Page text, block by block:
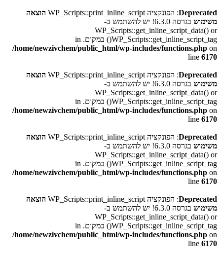
Deprecated: הפונקציה WP_Scripts::print_inline_script
הוצאה
משימוש
בגרסה 6.3.0! יש להשתמש ב-
WP_Scripts::get_inline_script_data() or
WP_Scripts::get_inline_script_tag() במקום. in
/home/newzivchem/public_html/wp-includes/functions.php on
line 6170
Deprecated: הפונקציה WP_Scripts::print_inline_script
הוצאה
משימוש
בגרסה 6.3.0! יש להשתמש ב-
WP_Scripts::get_inline_script_data() or
WP_Scripts::get_inline_script_tag() במקום. in
/home/newzivchem/public_html/wp-includes/functions.php on
line 6170
Deprecated: הפונקציה WP_Scripts::print_inline_script
הוצאה
משימוש
בגרסה 6.3.0! יש להשתמש ב-
WP_Scripts::get_inline_script_data() or
WP_Scripts::get_inline_script_tag() במקום. in
/home/newzivchem/public_html/wp-includes/functions.php on
line 6170
Deprecated: הפונקציה WP_Scripts::print_inline_script
הוצאה
משימוש
בגרסה 6.3.0! יש להשתמש ב-
WP_Scripts::get_inline_script_data() or
WP_Scripts::get_inline_script_tag() במקום. in
/home/newzivchem/public_html/wp-includes/functions.php on
line 6170